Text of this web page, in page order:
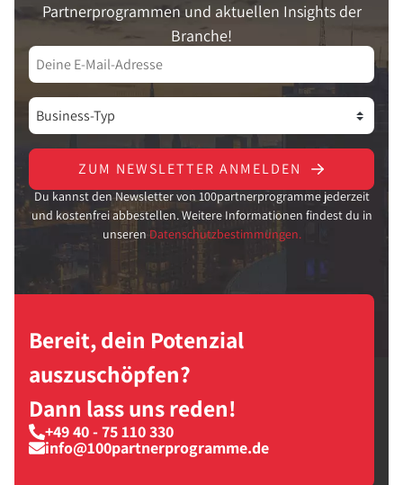
Partnerprogrammen und aktuellen Insights der
Branche!
ZUM NEWSLETTER ANMELDEN
Du kannst den Newsletter von 100partnerprogramme jederzeit
und kostenfrei abbestellen. Weitere Informationen findest du in
unseren Datenschutzbestimmungen.
Bereit, dein Potenzial
auszuschöpfen?
Dann lass uns reden!
+49 40 - 75 110 330
info@100partnerprogramme.de